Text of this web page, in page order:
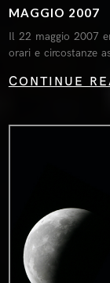
MAGGIO 2007
Il 22 maggio 2007
orari e circostanze
CONTINUE